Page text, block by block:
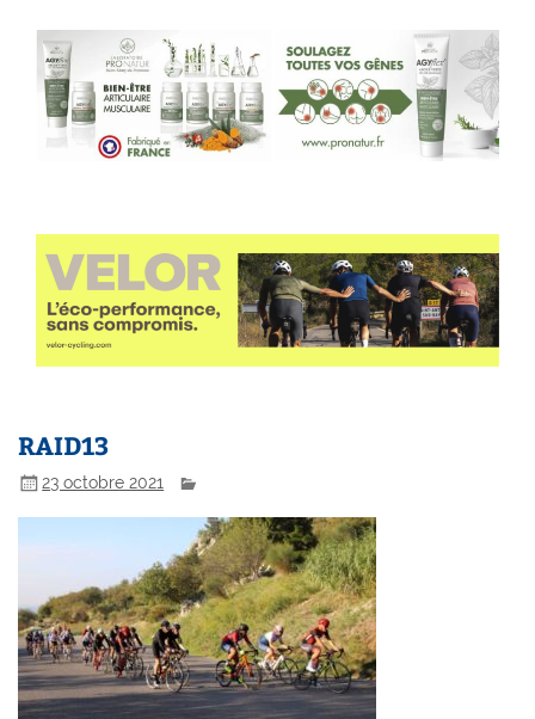
RAID13
23 octobre 2021